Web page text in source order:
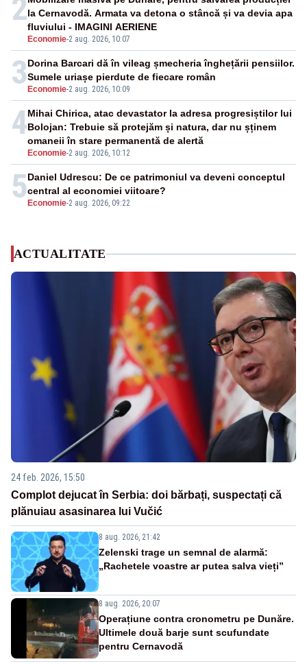
2
Economie-2 aug. 2026, 10:07
la Cernavodă. Armata va detona o stâncă și va devia apa
fluviului - IMAGINI AERIENE
3 Economie-2 aug. 2026, 10:09
Dorina Barcari dă în vileag șmecheria înghețării pensiilor.
Sumele uriașe pierdute de fiecare român
4
Economie-2 aug. 2026, 10:12
Mihai Chirica, atac devastator la adresa progresiștilor lui
Bolojan: Trebuie să protejăm și natura, dar nu șținem
omaneii în stare permanentă de alertă
5 Economie-2 aug. 2026, 09:22
Daniel Udrescu: De ce patrimoniul va deveni conceptul
central al economiei viitoare?
ACTUALITATE
24 feb. 2026, 15:50
Complot dejucat în Serbia: doi bărbați, suspectați că
plănuiau asasinarea lui Vučić
8 aug. 2026, 21:42
Zelenski trage un semnal de alarmă:
„Rachetele voastre ar putea salva vieți”
8 aug. 2026, 20:07
Operațiune contra cronometru pe Dunăre.
Ultimele două barje sunt scufundate
pentru Cernavodă